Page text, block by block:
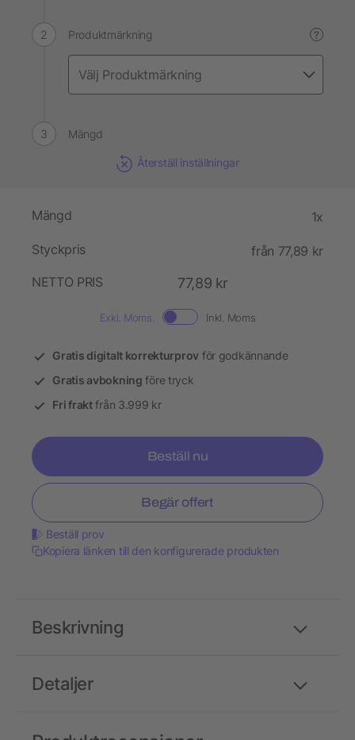
Produktmärkning ?
Mängd
Återställ inställningar
Mängd 1x
Styckpris
från 77,89 kr
NETTO PRIS
77,89 kr
Exkl. Moms. Inkl. Moms
Gratis digitalt korrekturprov för godkännande
Gratis avbokning före tryck
Fri fraktfrån 3.999 kr
Beställ nu
Begär offert
Beställ prov
Kopiera länken till den konfigurerade produkten
Detaljer
Beskrivning